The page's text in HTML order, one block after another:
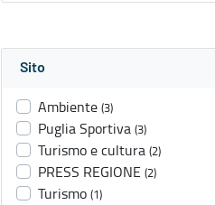
Sito
Ambiente (3)
Puglia Sportiva (3)
Turismo e cultura (2)
PRESS REGIONE (2)
Turismo (1)